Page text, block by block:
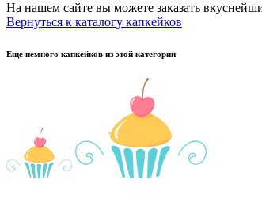
На нашем сайте вы можете заказать
Вернуться к каталогу капкейков
Еще немного капкейков из этой категории